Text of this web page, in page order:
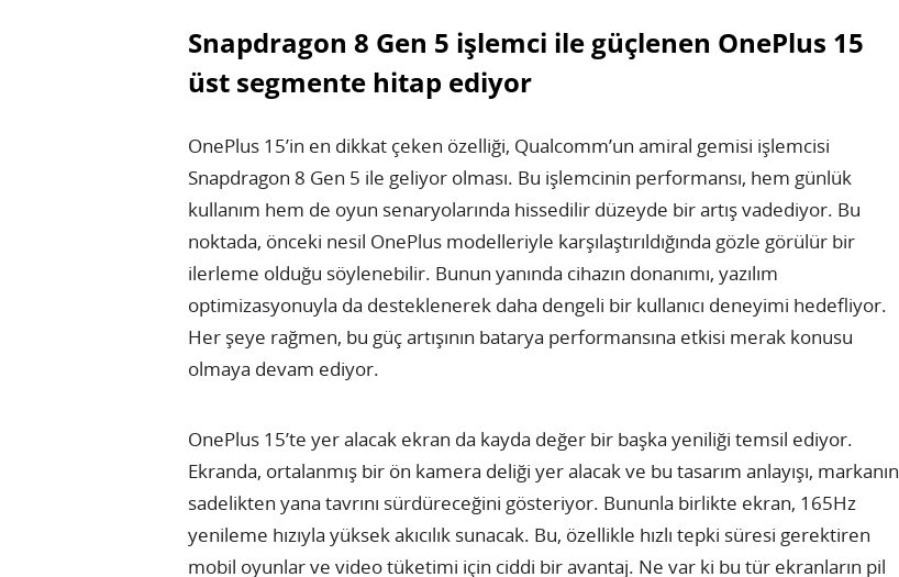
Snapdragon 8 Gen 5 işlemci ile güçlenen OnePlus 15
üst segmente hitap ediyor
OnePlus 15’in en dikkat çeken özelliği, Qualcomm’un amiral gemisi işlemcisi
Snapdragon 8 Gen 5 ile geliyor olması. Bu işlemcinin performansı, hem günlük
kullanım hem de oyun senaryolarında hissedilir düzeyde bir artış vadediyor. Bu
noktada, önceki nesil OnePlus modelleriyle karşılaştırıldığında gözle görülür bir
ilerleme olduğu söylenebilir. Bunun yanında cihazın donanımı, yazılım
optimizasyonuyla da desteklenerek daha dengeli bir kullanıcı deneyimi hedefliyor.
Her şeye rağmen, bu güç artışının batarya performansına etkisi merak konusu
olmaya devam ediyor.
OnePlus 15’te yer alacak ekran da kayda değer bir başka yeniliği temsil ediyor.
Ekranda, ortalanmış bir ön kamera deliği yer alacak ve bu tasarım anlayışı, markanın
sadelikten yana tavrını sürdüreceğini gösteriyor. Bununla birlikte ekran, 165Hz
yenileme hızıyla yüksek akıcılık sunacak. Bu, özellikle hızlı tepki süresi gerektiren
mobil oyunlar ve video tüketimi için ciddi bir avantaj. Ne var ki bu tür ekranların pil